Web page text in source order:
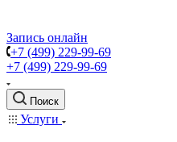
Запись онлайн
+7 (499) 229-99-69
+7 (499) 229-99-69
Поиск
Услуги